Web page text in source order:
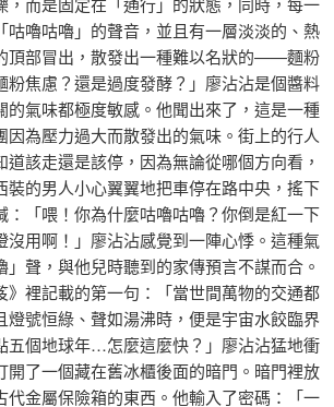
咕嚕咕嚕」的聲音，並且有一層淡淡的、熱
頂部冒出，散發出一種難以名狀的——麵粉
粉焦慮？還是過度發酵？」廖沾沾是個醬料
的氣味都極度敏感。他聞出來了，這是一種
因為壓力過大而散發出的氣味。街上的行人
該走還是該停，因為無論從哪個方向看，
裝的男人小心翼翼地把車停在路中央，搖下
：「喂！你為什麼咕嚕咕嚕？你倒是紅一下
沒用啊！」廖沾沾感覺到一陣心悸。這種氣
」聲，與他兒時聽到的家傳預言不謀而合。
》裡記載的第一句：「當世間萬物的交通都
燈號恒綠、聲如湯沸時，便是宇宙水餃臨界
五個地球年…怎麼這麼快？」廖沾沾猛地衝
開了一個藏在舊冰櫃後面的暗門。暗門裡放
代金屬保險箱的東西。他輸入了密碼：「一